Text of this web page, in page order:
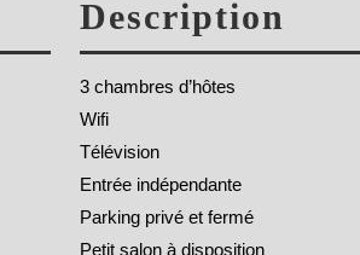
Description
3 chambres d’hôtes
Wifi
Télévision
Entrée indépendante
Parking privé et fermé
Petit salon à disposition